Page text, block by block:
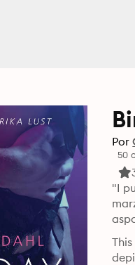
Por
50
"I